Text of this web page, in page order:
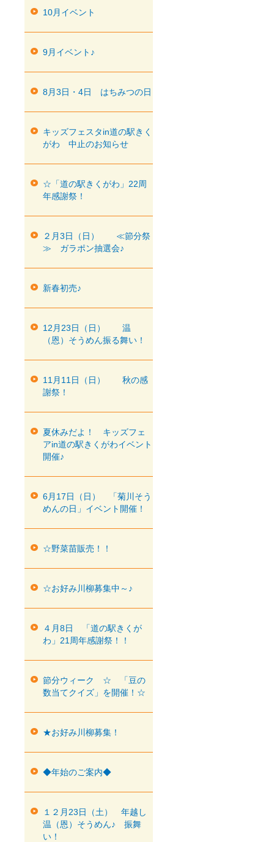
10月イベント
9月イベント♪
8月3日・4日 はちみつの日
キッズフェスタin道の駅きく
がわ 中止のお知らせ
☆「道の駅きくがわ」22周
年感謝祭！
２月3日（日） ≪節分祭
≫ ガラポン抽選会♪
新春初売♪
12月23日（日） 温
（恩）そうめん振る舞い！
11月11日（日） 秋の感
謝祭！
夏休みだよ！ キッズフェ
アin道の駅きくがわイベント
開催♪
6月17日（日） 「菊川そう
めんの日」イベント開催！
☆野菜苗販売！！
☆お好み川柳募集中～♪
４月8日 「道の駅きくが
わ」21周年感謝祭！！
節分ウィーク ☆ 「豆の
数当てクイズ」を開催！☆
★お好み川柳募集！
◆年始のご案内◆
１２月23日（土） 年越し
温（恩）そうめん♪ 振舞
い！